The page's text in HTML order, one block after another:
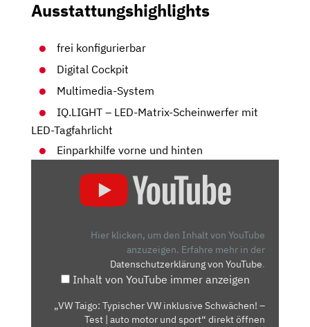
Ausstattungshighlights
frei konfigurierbar
Digital Cockpit
Multimedia-System
IQ.LIGHT – LED-Matrix-Scheinwerfer mit
LED-Tagfahrlicht
Einparkhilfe vorne und hinten
TYPISCHER
Hier klicken, um den Inhalt von YouTube
anzuzeigen. Erfahre mehr in der
Datenschutzerklärung von YouTube.
Inhalt von YouTube immer anzeigen
„VW Taigo: Typischer VW inklusive Schwächen! –
Test | auto motor und sport“ direkt öffnen